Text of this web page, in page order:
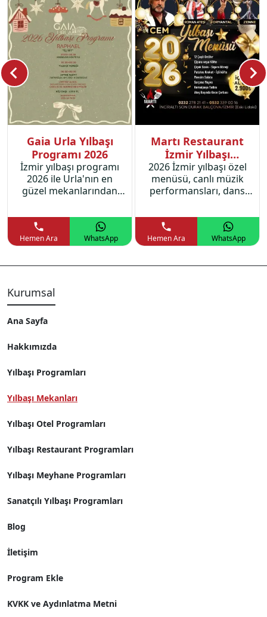
Gaia Urla Yılbaşı
Programı 2026
İzmir yılbaşı programı
2026 ile Urla'nın en
güzel mekanlarından
menüsü ve muhteşem
bir yılbaşı partisi sizi
bekliyor.
Hemen Ara WhatsApp
Martı Restaurant
İzmir Yılbaşı
Programı 2026
2026 İzmir yılbaşı özel
menüsü, canlı müzik
performansları, dans
İnciraltı Martı
Restaurant'ta
unutulmaz bir program
sizleri bekliyor.
Hemen Ara WhatsApp
Kurumsal
Ana Sayfa
Hakkımızda
Yılbaşı Programları
Yılbaşı Mekanları
Yılbaşı Otel Programları
Yılbaşı Restaurant Programları
Yılbaşı Meyhane Programları
Sanatçılı Yılbaşı Programları
Blog
İletişim
Program Ekle
KVKK ve Aydınlatma Metni